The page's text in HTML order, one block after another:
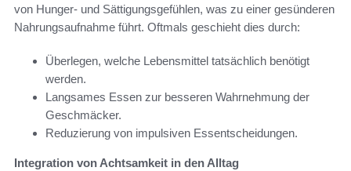
von Hunger- und Sättigungsgefühlen, was zu einer gesünderen
Nahrungsaufnahme führt. Oftmals geschieht dies durch:
Überlegen, welche Lebensmittel tatsächlich benötigt
werden.
Langsames Essen zur besseren Wahrnehmung der
Geschmäcker.
Reduzierung von impulsiven Essentscheidungen.
Integration von Achtsamkeit in den Alltag